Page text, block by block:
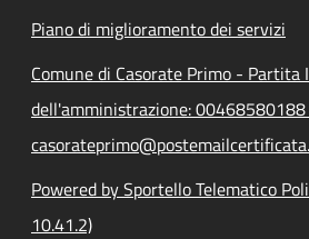
Piano di miglioramento dei servizi
Comune di Casorate Primo - Partita
dell'amministrazione: 00468580188
Powered by Sportello Telematico
10.41.2)